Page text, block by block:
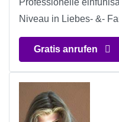
Professionelle
Niveau in Liebes- &-
Gratis anrufen